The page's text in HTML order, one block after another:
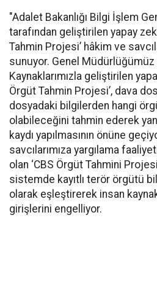
"Adalet Bakanlığı Bilgi İşlem
tarafından geliştirilen yapay
Tahmin Projesi’ hâkim ve
sunuyor. Genel Müdürlüğümüz
Kaynaklarımızla geliştirilen
Örgüt Tahmin Projesi’, dava
dosyadaki bilgilerden hangi
olabileceğini tahmin ederek
kaydı yapılmasının önüne
savcılarımıza yargılama
olan ‘CBS Örgüt Tahmini
sistemde kayıtlı terör örgütü
olarak eşleştirerek insan
girişlerini engelliyor.